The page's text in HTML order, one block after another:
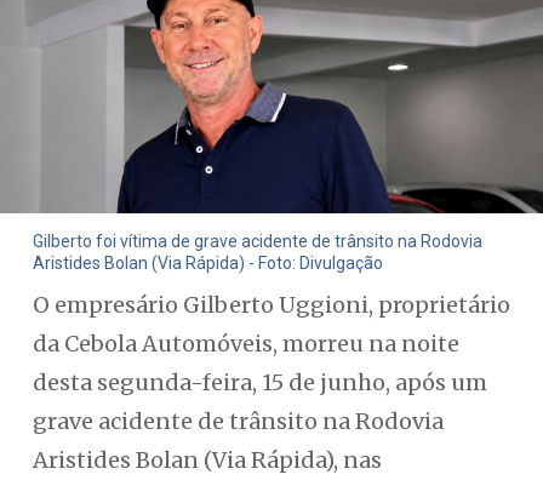
Gilberto foi vítima de grave acidente de trânsito na Rodovia
Aristides Bolan (Via Rápida) - Foto: Divulgação
O empresário Gilberto Uggioni, proprietário
da Cebola Automóveis, morreu na noite
desta segunda-feira, 15 de junho, após um
grave acidente de trânsito na Rodovia
Aristides Bolan (Via Rápida), nas